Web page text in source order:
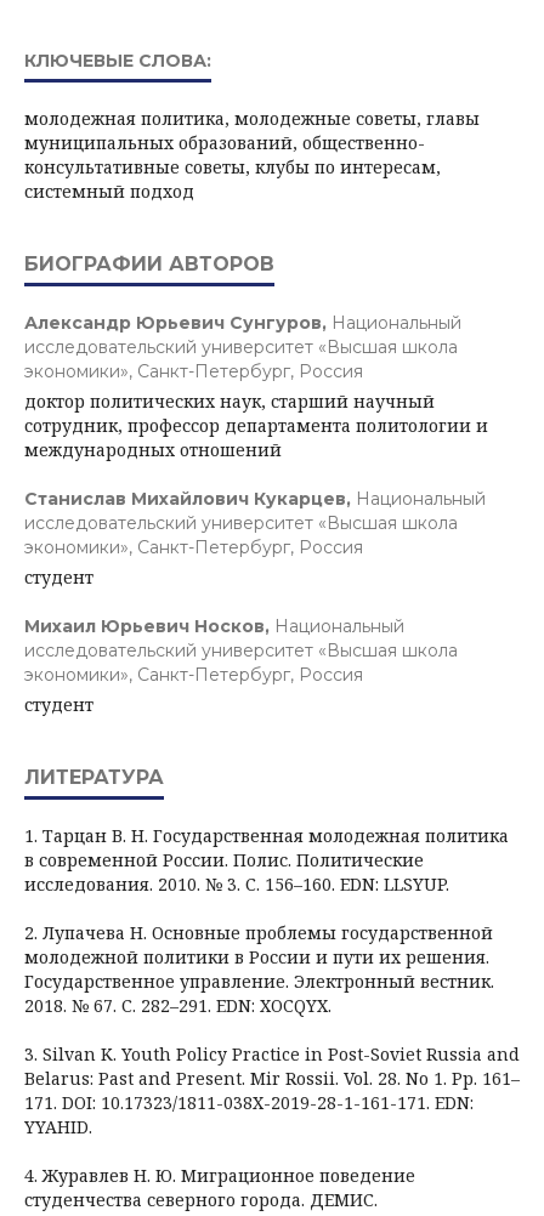
КЛЮЧЕВЫЕ СЛОВА:
молодежная политика, молодежные советы, главы
муниципальных образований, общественно-
консультативные советы, клубы по интересам,
системный подход
БИОГРАФИИ АВТОРОВ
Александр Юрьевич Сунгуров, Национальный
исследовательский университет «Высшая школа
экономики», Санкт-Петербург, Россия
доктор политических наук, старший научный
сотрудник, профессор департамента политологии и
международных отношений
Станислав Михайлович Кукарцев, Национальный
исследовательский университет «Высшая школа
экономики», Санкт-Петербург, Россия
студент
Михаил Юрьевич Носков, Национальный
исследовательский университет «Высшая школа
экономики», Санкт-Петербург, Россия
студент
ЛИТЕРАТУРА
1. Тарцан В. Н. Государственная молодежная политика
в современной России. Полис. Политические
исследования. 2010. № 3. С. 156–160. EDN: LLSYUP.
2. Лупачева Н. Основные проблемы государственной
молодежной политики в России и пути их решения.
Государственное управление. Электронный вестник.
2018. № 67. С. 282–291. EDN: XOCQYX.
3. Silvan K. Youth Policy Practice in Post-Soviet Russia and
Belarus: Past and Present. Mir Rossii. Vol. 28. No 1. Pp. 161–
171. DOI: 10.17323/1811-038X-2019-28-1-161-171. EDN:
YYAHID.
4. Журавлев Н. Ю. Миграционное поведение
студенчества северного города. ДЕМИС.